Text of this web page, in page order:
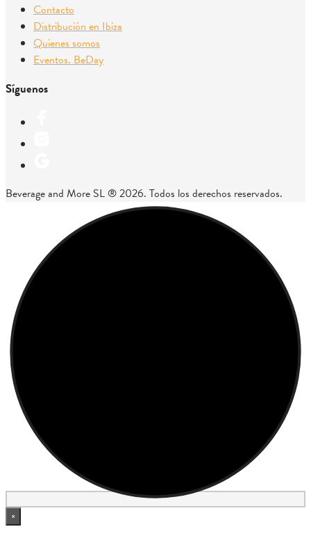
Contacto
Distribución en Ibiza
Quienes somos
Eventos. BeDay
Síguenos
Beverage and More SL ® 2026. Todos los derechos reservados.
×